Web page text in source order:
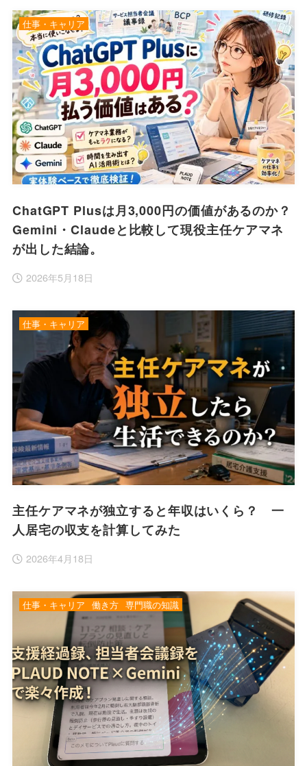
ChatGPT Plusは月3,000円の価値があるのか？
Gemini・Claudeと比較して現役主任ケアマネ
が出した結論。
2026年5月18日
仕事・キャリア
主任ケアマネが独立すると年収はいくら？ 一
人居宅の収支を計算してみた
2026年4月18日
仕事・キャリア
仕事・キャリア 働き方 専門職の知識